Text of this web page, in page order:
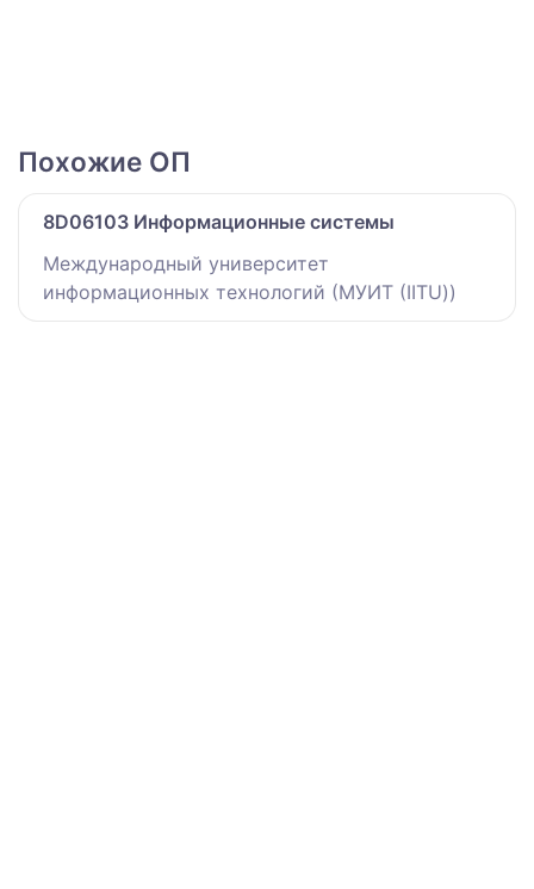
Похожие ОП
8D06103 Информационные системы
Международный университет
информационных технологий (МУИТ (IITU))